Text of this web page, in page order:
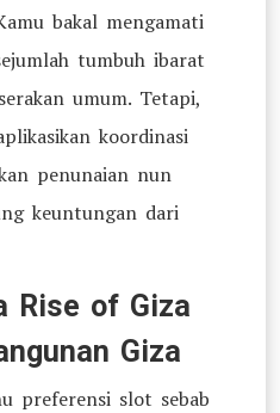
bakal mengamati
tumbuh ibarat
umum. Tetapi,
koordinasi
penunaian nun
keuntungan dari
Rise of Giza
Giza
preferensi slot sebab